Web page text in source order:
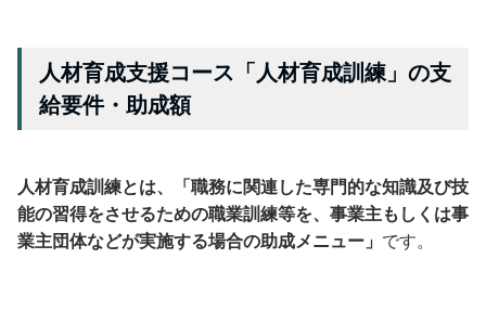
人材育成支援コース「人材育成訓練」の支
給要件・助成額
人材育成訓練とは、「職務に関連した専門的な知識及び技
能の習得をさせるための職業訓練等を、事業主もしくは事
業主団体などが実施する場合の助成メニュー」 です。